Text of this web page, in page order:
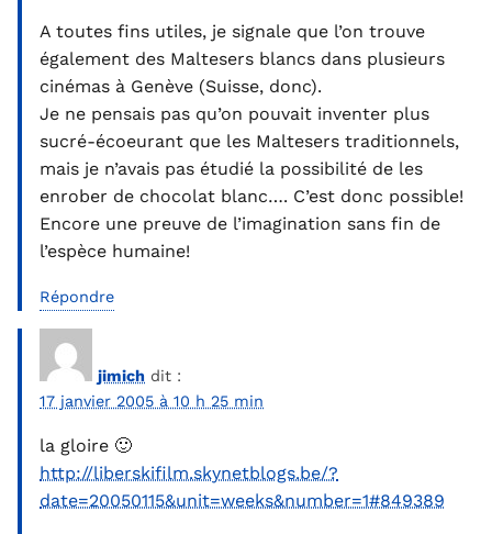
A toutes fins utiles, je signale que l’on trouve
également des Maltesers blancs dans plusieurs
cinémas à Genève (Suisse, donc).
Je ne pensais pas qu’on pouvait inventer plus
sucré-écoeurant que les Maltesers traditionnels,
mais je n’avais pas étudié la possibilité de les
enrober de chocolat blanc…. C’est donc possible!
Encore une preuve de l’imagination sans fin de
l’espèce humaine!
Répondre
jimich dit :
17 janvier 2005 à 10 h 25 min
la gloire 🙂
http://liberskifilm.skynetblogs.be/?
date=20050115&unit=weeks&number=1#849389